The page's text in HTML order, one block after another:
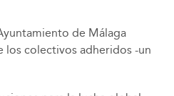
de Málaga
los colectivos adheridos -un